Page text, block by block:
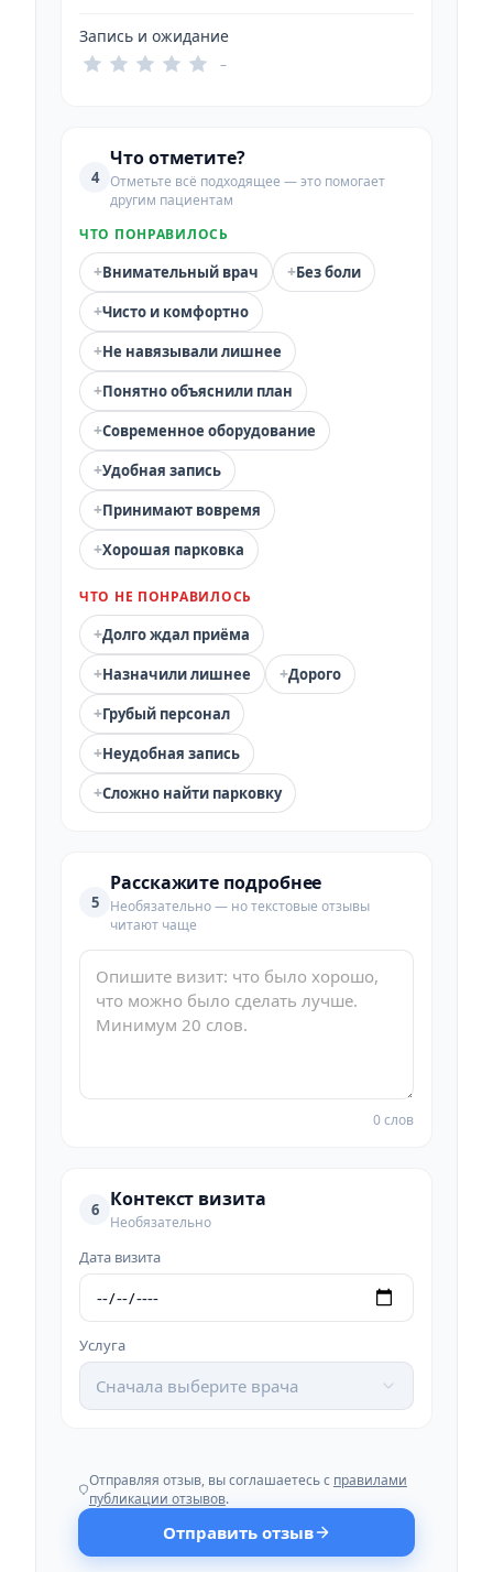
Запись и ожидание
–
4
Что отметите?
Отметьте всё подходящее — это помогает
другим пациентам
ЧТО ПОНРАВИЛОСЬ
+Внимательный врач +Без боли
+Чисто и комфортно
+Не навязывали лишнее
+Понятно объяснили план
+Современное оборудование
+Удобная запись
+Принимают вовремя
+Хорошая парковка
ЧТО НЕ ПОНРАВИЛОСЬ
+Долго ждал приёма
+Назначили лишнее +Дорого
+Грубый персонал
+Неудобная запись
+Сложно найти парковку
5
Расскажите подробнее
Необязательно — но текстовые отзывы
читают чаще
0 слов
6 Контекст визита
Необязательно
Дата визита
Услуга
Сначала выберите врача
Отправляя отзыв, вы соглашаетесь с правилами
публикации отзывов.
Отправить отзыв